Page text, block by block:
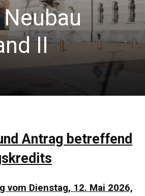
II
Antrag betreffend
vom Dienstag, 12. Mai 2026,